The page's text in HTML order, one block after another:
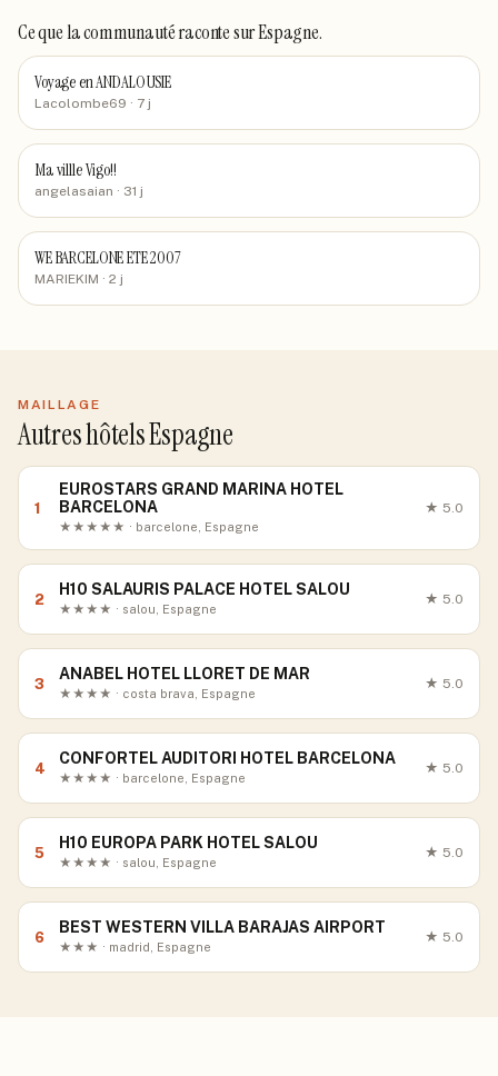
Ce que la communauté racontesur Espagne.
Voyage en ANDALOUSIE
Lacolombe69 · 7 j
Ma villle Vigo!!
angelasaian · 31 j
WE BARCELONE ETE 2007
MARIEKIM · 2 j
MAILLAGE
Autres hôtels Espagne
1
EUROSTARS GRAND MARINA HOTEL
BARCELONA
★★★★★ · barcelone, Espagne
★ 5.0
2
H10 SALAURIS PALACE HOTEL SALOU
★★★★ · salou, Espagne
★ 5.0
3
ANABEL HOTEL LLORET DE MAR
★★★★ · costa brava, Espagne
★ 5.0
4
CONFORTEL AUDITORI HOTEL BARCELONA
★★★★ · barcelone, Espagne
★ 5.0
5
H10 EUROPA PARK HOTEL SALOU
★★★★ · salou, Espagne
★ 5.0
6
BEST WESTERN VILLA BARAJAS AIRPORT
★★★ · madrid, Espagne
★ 5.0